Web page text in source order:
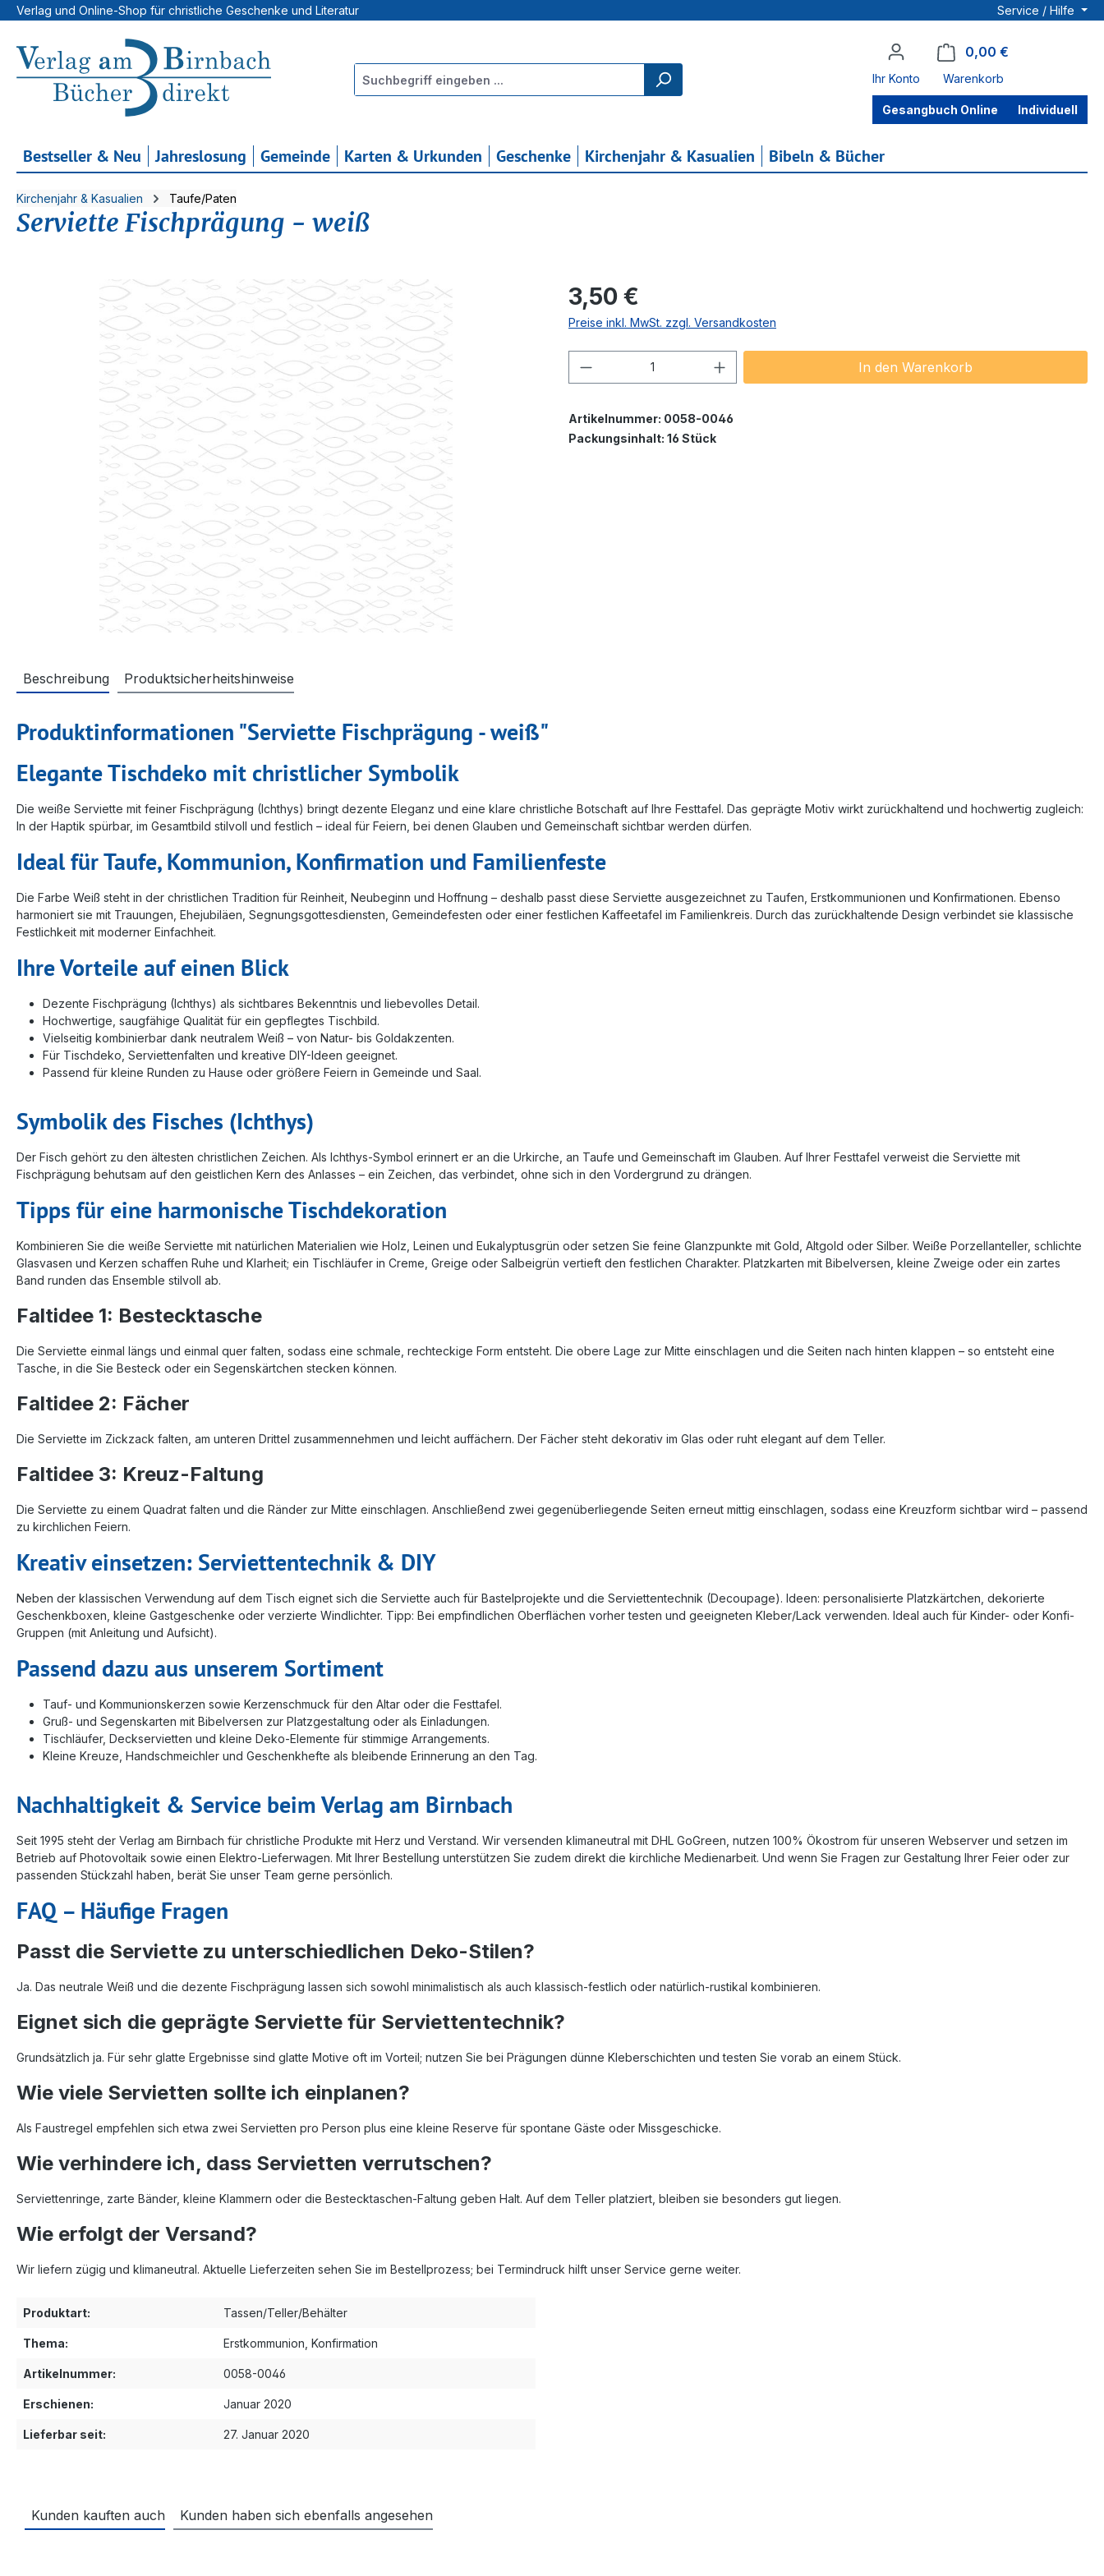
Hauptinhalt springen
Zur Suche springen
Zur Hauptnavigation springen
Verlag und Online-Shop für christliche Geschenke und Literatur Service / Hilfe
Ihr Konto
0,00 €
Warenkorb
Gesangbuch Online Individuell
Bestseller & Neu Jahreslosung Gemeinde Karten & Urkunden Geschenke Kirchenjahr & Kasualien Bibeln & Bücher
Kirchenjahr & Kasualien Taufe/Paten
Serviette Fischprägung - weiß
Bildergalerie überspringen Regulärer Preis:
3,50 €
Preise inkl. MwSt. zzgl. Versandkosten
Produkt Anzahl: Gib den gewünschten Wert ein oder
In den Warenkorb
Artikelnummer: 0058-0046
Packungsinhalt: 16 Stück
Beschreibung Produktsicherheitshinweise
Produktinformationen "Serviette Fischprägung - weiß"
Elegante Tischdeko mit christlicher Symbolik
Die weiße Serviette mit feiner Fischprägung (Ichthys) bringt dezente Eleganz und eine klare christliche Botschaft auf Ihre Festtafel. Das geprägte Motiv wirkt zurückhaltend und hochwertig zugleich:
In der Haptik spürbar, im Gesamtbild stilvoll und festlich – ideal für Feiern, bei denen Glauben und Gemeinschaft sichtbar werden dürfen.
Ideal für Taufe, Kommunion, Konfirmation und Familienfeste
Die Farbe Weiß steht in der christlichen Tradition für Reinheit, Neubeginn und Hoffnung – deshalb passt diese Serviette ausgezeichnet zu Taufen, Erstkommunionen und Konfirmationen. Ebenso
harmoniert sie mit Trauungen, Ehejubiläen, Segnungsgottesdiensten, Gemeindefesten oder einer festlichen Kaffeetafel im Familienkreis. Durch das zurückhaltende Design verbindet sie klassische
Festlichkeit mit moderner Einfachheit.
Ihre Vorteile auf einen Blick
Dezente Fischprägung (Ichthys) als sichtbares Bekenntnis und liebevolles Detail.
Hochwertige, saugfähige Qualität für ein gepflegtes Tischbild.
Vielseitig kombinierbar dank neutralem Weiß – von Natur- bis Goldakzenten.
Für Tischdeko, Serviettenfalten und kreative DIY-Ideen geeignet.
Passend für kleine Runden zu Hause oder größere Feiern in Gemeinde und Saal.
Symbolik des Fisches (Ichthys)
Der Fisch gehört zu den ältesten christlichen Zeichen. Als Ichthys-Symbol erinnert er an die Urkirche, an Taufe und Gemeinschaft im Glauben. Auf Ihrer Festtafel verweist die Serviette mit
Fischprägung behutsam auf den geistlichen Kern des Anlasses – ein Zeichen, das verbindet, ohne sich in den Vordergrund zu drängen.
Tipps für eine harmonische Tischdekoration
Kombinieren Sie die weiße Serviette mit natürlichen Materialien wie Holz, Leinen und Eukalyptusgrün oder setzen Sie feine Glanzpunkte mit Gold, Altgold oder Silber. Weiße Porzellanteller, schlichte
Glasvasen und Kerzen schaffen Ruhe und Klarheit; ein Tischläufer in Creme, Greige oder Salbeigrün vertieft den festlichen Charakter. Platzkarten mit Bibelversen, kleine Zweige oder ein zartes
Band runden das Ensemble stilvoll ab.
Faltidee 1: Bestecktasche
Die Serviette einmal längs und einmal quer falten, sodass eine schmale, rechteckige Form entsteht. Die obere Lage zur Mitte einschlagen und die Seiten nach hinten klappen – so entsteht eine
Tasche, in die Sie Besteck oder ein Segenskärtchen stecken können.
Faltidee 2: Fächer
Die Serviette im Zickzack falten, am unteren Drittel zusammennehmen und leicht auffächern. Der Fächer steht dekorativ im Glas oder ruht elegant auf dem Teller.
Faltidee 3: Kreuz-Faltung
Die Serviette zu einem Quadrat falten und die Ränder zur Mitte einschlagen. Anschließend zwei gegenüberliegende Seiten erneut mittig einschlagen, sodass eine Kreuzform sichtbar wird – passend
zu kirchlichen Feiern.
Kreativ einsetzen: Serviettentechnik & DIY
Neben der klassischen Verwendung auf dem Tisch eignet sich die Serviette auch für Bastelprojekte und die Serviettentechnik (Decoupage). Ideen: personalisierte Platzkärtchen, dekorierte
Geschenkboxen, kleine Gastgeschenke oder verzierte Windlichter. Tipp: Bei empfindlichen Oberflächen vorher testen und geeigneten Kleber/Lack verwenden. Ideal auch für Kinder- oder Konfi-
Gruppen (mit Anleitung und Aufsicht).
Passend dazu aus unserem Sortiment
Tauf- und Kommunionskerzen sowie Kerzenschmuck für den Altar oder die Festtafel.
Gruß- und Segenskarten mit Bibelversen zur Platzgestaltung oder als Einladungen.
Tischläufer, Deckservietten und kleine Deko-Elemente für stimmige Arrangements.
Kleine Kreuze, Handschmeichler und Geschenkhefte als bleibende Erinnerung an den Tag.
Nachhaltigkeit & Service beim Verlag am Birnbach
Seit 1995 steht der Verlag am Birnbach für christliche Produkte mit Herz und Verstand. Wir versenden klimaneutral mit DHL GoGreen, nutzen 100% Ökostrom für unseren Webserver und setzen im
Betrieb auf Photovoltaik sowie einen Elektro-Lieferwagen. Mit Ihrer Bestellung unterstützen Sie zudem direkt die kirchliche Medienarbeit. Und wenn Sie Fragen zur Gestaltung Ihrer Feier oder zur
passenden Stückzahl haben, berät Sie unser Team gerne persönlich.
FAQ – Häufige Fragen
Passt die Serviette zu unterschiedlichen Deko-Stilen?
Ja. Das neutrale Weiß und die dezente Fischprägung lassen sich sowohl minimalistisch als auch klassisch-festlich oder natürlich-rustikal kombinieren.
Eignet sich die geprägte Serviette für Serviettentechnik?
Grundsätzlich ja. Für sehr glatte Ergebnisse sind glatte Motive oft im Vorteil; nutzen Sie bei Prägungen dünne Kleberschichten und testen Sie vorab an einem Stück.
Wie viele Servietten sollte ich einplanen?
Als Faustregel empfehlen sich etwa zwei Servietten pro Person plus eine kleine Reserve für spontane Gäste oder Missgeschicke.
Wie verhindere ich, dass Servietten verrutschen?
Serviettenringe, zarte Bänder, kleine Klammern oder die Bestecktaschen-Faltung geben Halt. Auf dem Teller platziert, bleiben sie besonders gut liegen.
Wie erfolgt der Versand?
Wir liefern zügig und klimaneutral. Aktuelle Lieferzeiten sehen Sie im Bestellprozess; bei Termindruck hilft unser Service gerne weiter.
Produktart: Tassen/Teller/Behälter
Thema: Erstkommunion , Konfirmation
Artikelnummer: 0058-0046
Erschienen: Januar 2020
Lieferbar seit: 27. Januar 2020
Kunden kauften auch Kunden haben sich ebenfalls angesehen